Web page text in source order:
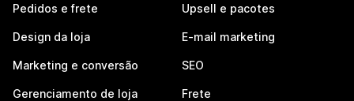
Pedidos e frete
Design da loja
Marketing e conversão
Gerenciamento de loja
Upsell e pacotes
E-mail marketing
SEO
Frete